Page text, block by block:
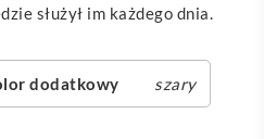
służył im każdego dnia.
dodatkowy szary